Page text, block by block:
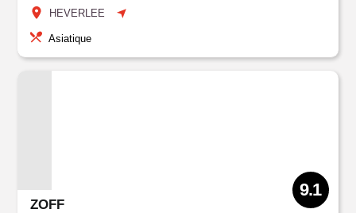
HEVERLEE
Asiatique
ZOFF
9.1